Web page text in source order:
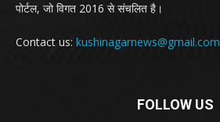
पोर्टल, जो विगत 2016 से संचलित है।
Contact us: kushinagarnews@gmail.com
FOLLOW US